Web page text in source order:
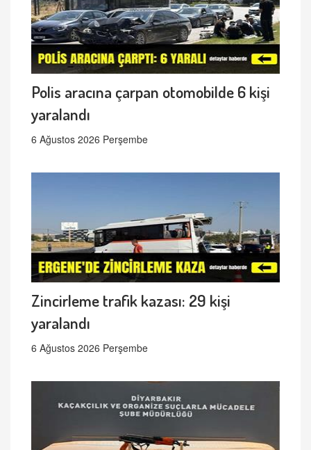
Polis aracına çarpan otomobilde 6 kişi
yaralandı
6 Ağustos 2026 Perşembe
Zincirleme trafik kazası: 29 kişi
yaralandı
6 Ağustos 2026 Perşembe